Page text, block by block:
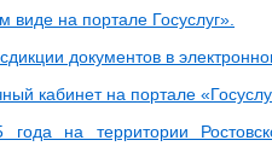
на портале Госуслуг».
документов в
кабинет на портале
на территории